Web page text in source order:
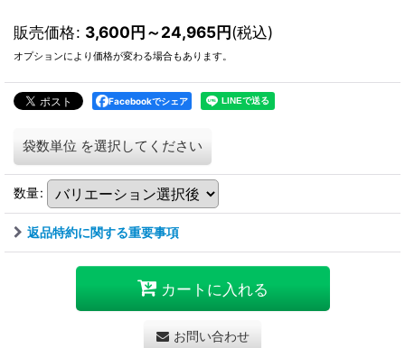
販売価格: 3,600円～24,965円(税込)
オプションにより価格が変わる場合もあります。
Facebookでシェア
袋数単位 を選択してください
数量:
返品特約に関する重要事項
カートに入れる
お問い合わせ